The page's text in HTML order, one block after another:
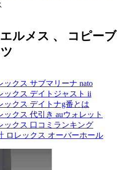
ルメス 、 コピーブ
ックス サブマリーナ nato
ックス デイトジャスト ii
ックス デイトナg番とは
ックス 代引き auウォレット
ックス 口コミランキング
ロレックス オーバーホール